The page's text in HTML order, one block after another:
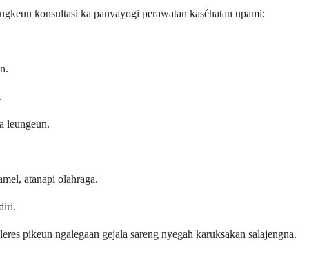
konsultasi ka panyayogi perawatan kaséhatan upami:
leungeun.
atanapi olahraga.
pikeun ngalegaan gejala sareng nyegah karuksakan salajengna.